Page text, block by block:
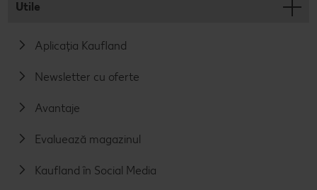
Utile
Aplicația Kaufland
Newsletter cu oferte
Avantaje
Evaluează magazinul
Kaufland în Social Media